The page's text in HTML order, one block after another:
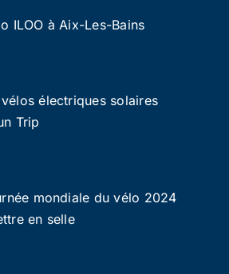
ILOO à Aix-Les-Bains
électriques solaires
Trip
mondiale du vélo 2024
en selle